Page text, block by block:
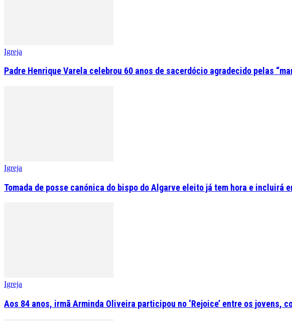
Igreja
Padre Henrique Varela celebrou 60 anos de sacerdócio agradecido pelas
Igreja
Tomada de posse canónica do bispo do Algarve eleito já tem hora e incluirá
Igreja
Aos 84 anos, irmã Arminda Oliveira participou no ‘Rejoice’ entre os jovens,